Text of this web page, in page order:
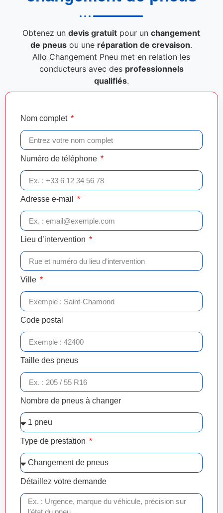
Obtenez undevis gratuit pour unchangement
de pneus ou une réparation de crevaison.
Allo Changement Pneu met en relation les
conducteurs avec des professionnels
qualifiés.
Nom complet
Numéro de téléphone
Adresse e-mail
Lieu d’intervention
Ville
Code postal
Taille des pneus
Nombre de pneus à changer
Type de prestation
Détaillez votre demande